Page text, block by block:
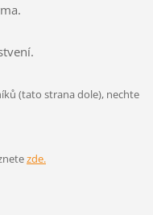
(tato strana dole), nechte
zde.